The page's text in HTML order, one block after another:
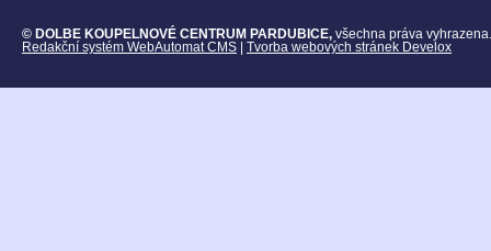
© DOLBE KOUPELNOVÉ CENTRUM PARDUBICE, všechna práva vyhrazena.
Redakční systém WebAutomat CMS
Tvorba webových stránek Develox